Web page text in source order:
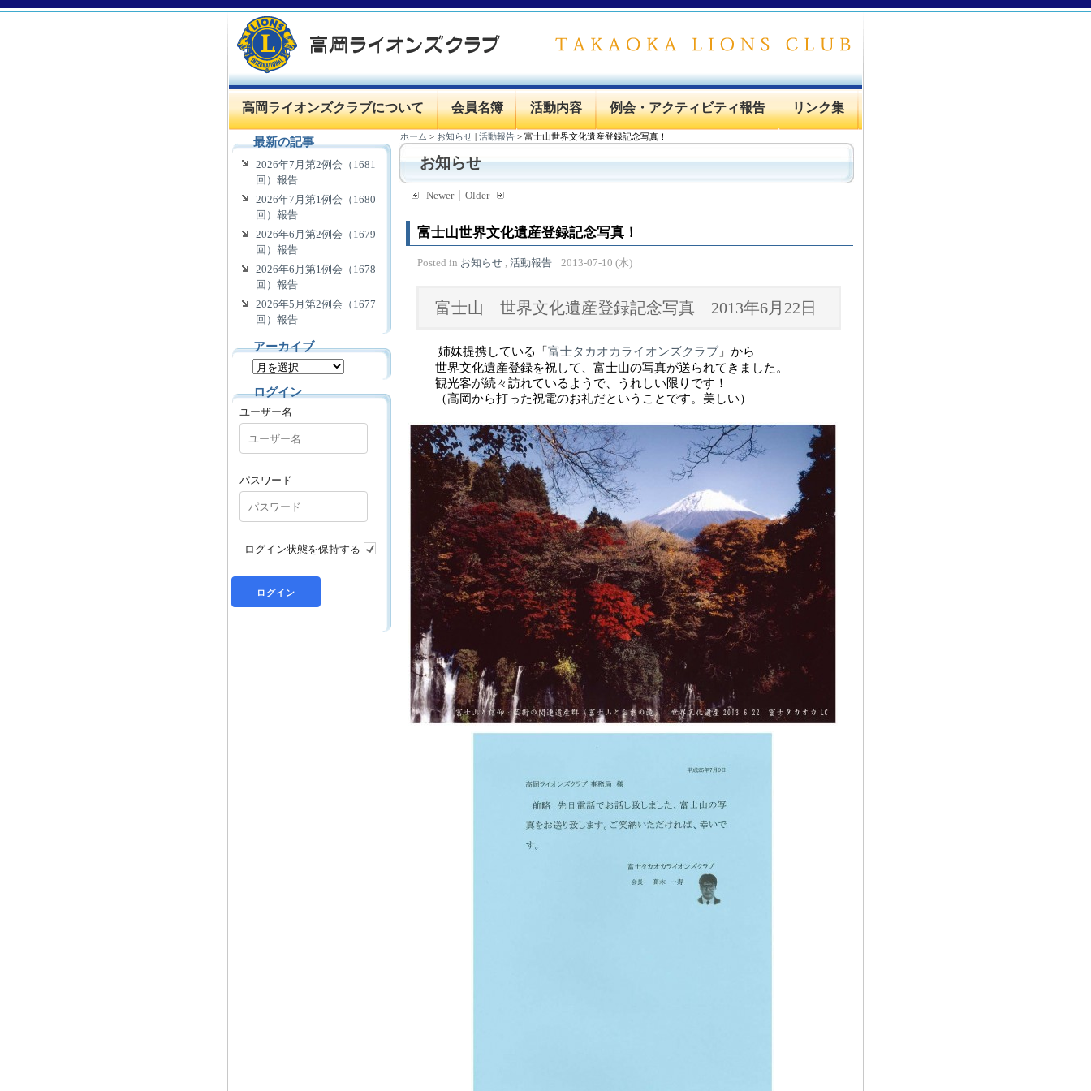
高岡ライオンズクラブについて 会員名簿 活動内容 例会・アクティビティ報告 リンク集
ホーム > お知らせ |活動報告 >富士山世界文化遺産登録記念写真！
お知らせ
Newer Older
富士山世界文化遺産登録記念写真！
Posted in お知らせ ,活動報告 2013-07-10 (水)
富士山 世界文化遺産登録記念写真 2013年6月22日
姉妹提携している「 富士タカオカライオンズクラブ」から
世界文化遺産登録を祝して、富士山の写真が送られてきました。
観光客が続々訪れているようで、うれしい限りです！
（高岡から打った祝電のお礼だということです。美しい）
最新の記事
2026年7月第2例会（1681
回）報告
2026年7月第1例会（1680
回）報告
2026年6月第2例会（1679
回）報告
2026年6月第1例会（1678
回）報告
2026年5月第2例会（1677
回）報告
アーカイブ
ログイン
ユーザー名
パスワード
ログイン状態を保持する